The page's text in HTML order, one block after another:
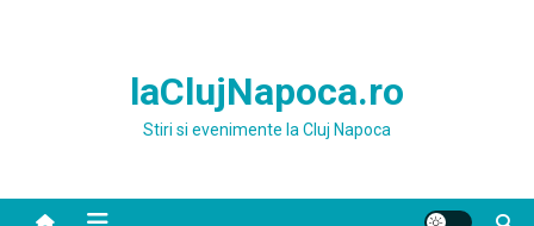
laClujNapoca.ro
Stiri si evenimente la Cluj Napoca